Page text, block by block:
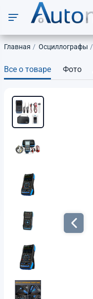
Главная Осциллографы
Все о товаре Фото